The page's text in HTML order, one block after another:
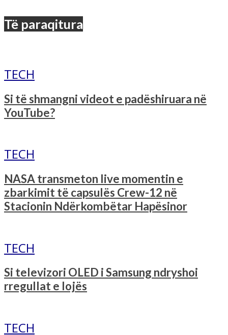
Të paraqitura
TECH
Si të shmangni videot e padëshiruara në
YouTube?
TECH
NASA transmeton live momentin e
zbarkimit të capsulës Crew-12 në
Stacionin Ndërkombëtar Hapësinor
TECH
Si televizori OLED i Samsung ndryshoi
rregullat e lojës
TECH